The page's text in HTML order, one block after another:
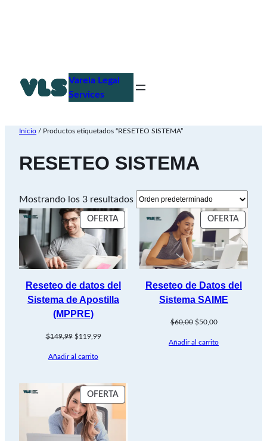
contenido
Varela Legal
Services
Inicio / Productos etiquetados “RESETEO SISTEMA”
RESETEO SISTEMA
Mostrando los 3 resultados
OFERTAPRODUCTO
EN
OFERTA
Reseteo de datos del
Sistema de Apostilla
(MPPRE)
$149,99 El
original
$119,99El
Añadir al carrito
OFERTA
EN
Reseteo de Datos del
Sistema SAIME
$60,00 El
original
$50,00El
actual
Añadir al carrito
OFERTAPRODUCTO
EN
OFERTA